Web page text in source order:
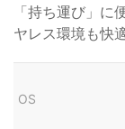
「持ち運び」
ヤレス環境も快
OS